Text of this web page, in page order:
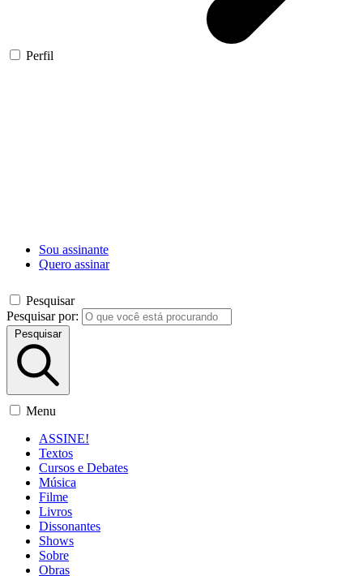
Perfil
Sou assinante
Quero assinar
Pesquisar
Pesquisar por:
Pesquisar
Menu
ASSINE!
Textos
Cursos e Debates
Música
Filme
Livros
Dissonantes
Shows
Sobre
Obras